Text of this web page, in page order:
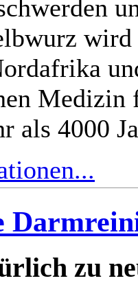
Medizin
als 4000
zu